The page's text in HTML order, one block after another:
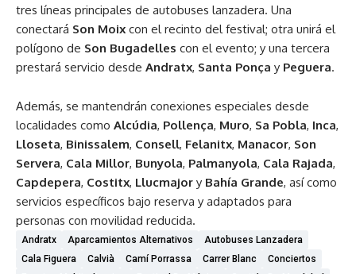
tres líneas principales de autobuses lanzadera. Una
conectará Son Moix con el recinto del festival; otra unirá el
polígono de Son Bugadelles con el evento; y una tercera
prestará servicio desde Andratx, Santa Ponça y Peguera.
Además, se mantendrán conexiones especiales desde
localidades como Alcúdia, Pollença, Muro, Sa Pobla, Inca,
Lloseta, Binissalem, Consell, Felanitx, Manacor, Son
Servera, Cala Millor, Bunyola, Palmanyola, Cala Rajada,
Capdepera, Costitx, Llucmajor y Bahía Grande, así como
servicios específicos bajo reserva y adaptados para
personas con movilidad reducida.
Andratx Aparcamientos Alternativos
Autobuses Lanzadera
Cala Figuera
Calvià Camí Porrassa Carrer Blanc
Conciertos